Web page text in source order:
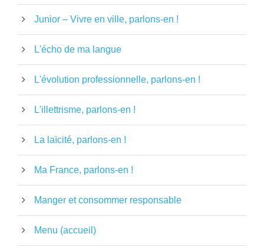
Junior – Vivre en ville, parlons-en !
L'écho de ma langue
L'évolution professionnelle, parlons-en !
L'illettrisme, parlons-en !
La laïcité, parlons-en !
Ma France, parlons-en !
Manger et consommer responsable
Menu (accueil)